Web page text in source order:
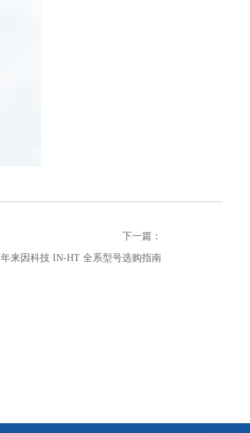
下一篇：
来因科技 IN-HT 全系型号选购指南